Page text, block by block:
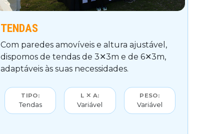
TENDAS
Com paredes amovíveis e altura ajustável,
dispomos de tendas de 3✕3m e de 6✕3m,
adaptáveis às suas necessidades.
TIPO:
Tendas
L ✕ A:
Variável
PESO:
Variável